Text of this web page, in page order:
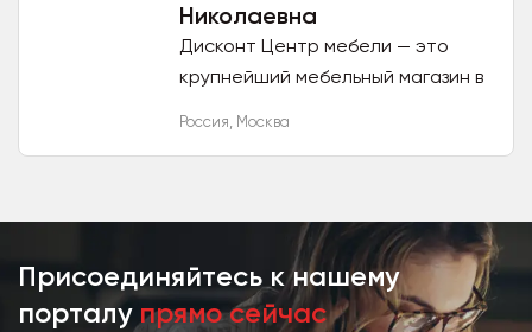
Николаевна
Дисконт Центр мебели — это
крупнейший мебельный магазин в
Россия, Москва
Присоединяйтесь к нашему
порталу прямо сейчас